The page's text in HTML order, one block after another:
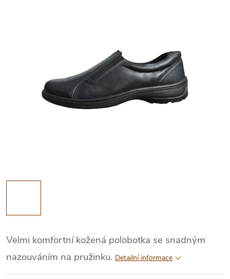
Velmi komfortní kožená polobotka se snadným
nazouváním na pružinku. Detailní informace